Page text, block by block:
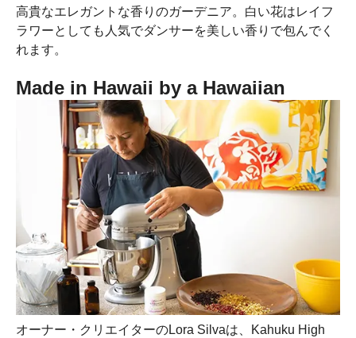
高貴なエレガントな香りのガーデニア。白い花はレイフ
ラワーとしても人気でダンサーを美しい香りで包んでく
れます。
Made in Hawaii by a Hawaiian
オーナー・クリエイターのLora Silvaは、Kahuku High